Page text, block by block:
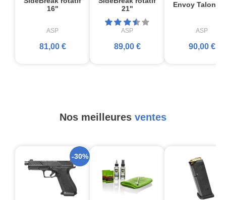
16"
ASP
81,00 €
21"
ASP
89,00 €
Envoy Talon
ASP
90,00 €
Nos meilleures ventes
-30%